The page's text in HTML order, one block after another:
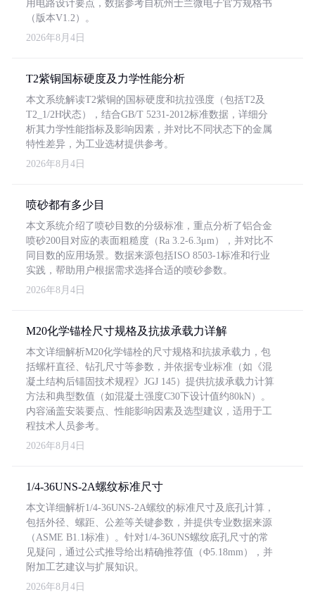
用电路设计要点，数据参考自杭州士兰微电子官方规格书
（版本V1.2）。
2026年8月4日
T2紫铜国标硬度及力学性能分析
本文系统解读T2紫铜的国标硬度和抗拉强度（包括T2及
T2_1/2H状态），结合GB/T 5231-2012标准数据，详细分
析其力学性能指标及影响因素，并对比不同状态下的金属
特性差异，为工业选材提供参考。
2026年8月4日
喷砂都有多少目
本文系统介绍了喷砂目数的分级标准，重点分析了铝合金
喷砂200目对应的表面粗糙度（Ra 3.2-6.3μm），并对比不
同目数的应用场景。数据来源包括ISO 8503-1标准和行业
实践，帮助用户根据需求选择合适的喷砂参数。
2026年8月4日
M20化学锚栓尺寸规格及抗拔承载力详解
本文详细解析M20化学锚栓的尺寸规格和抗拔承载力，包
括螺杆直径、钻孔尺寸等参数，并依据专业标准（如《混
凝土结构后锚固技术规程》JGJ 145）提供抗拔承载力计算
方法和典型数值（如混凝土强度C30下设计值约80kN）。
内容涵盖安装要点、性能影响因素及选型建议，适用于工
程技术人员参考。
2026年8月4日
1/4-36UNS-2A螺纹标准尺寸
本文详细解析1/4-36UNS-2A螺纹的标准尺寸及底孔计算，
包括外径、螺距、公差等关键参数，并提供专业数据来源
（ASME B1.1标准）。针对1/4-36UNS螺纹底孔尺寸的常
见疑问，通过公式推导给出精确推荐值（Φ5.18mm），并
附加工艺建议与扩展知识。
2026年8月4日